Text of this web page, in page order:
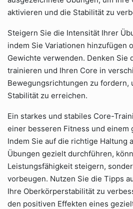
aktivieren und die Stabilität zu
Steigern Sie die Intensität Ihrer
indem Sie Variationen hinzufügen
Gewichte verwenden. Denken Sie
trainieren und Ihren Core in
Bewegungsrichtungen zu fordern,
Stabilität zu erreichen.
Ein starkes und stabiles Core-
einer besseren Fitness und einem
Indem Sie auf die richtige Haltung
Übungen gezielt durchführen,
Leistungsfähigkeit steigern,
vorbeugen. Nutzen Sie die Tipps
Ihre Oberkörperstabilität zu
den positiven Effekten eines